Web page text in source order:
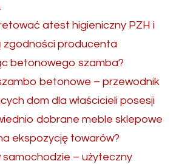
atest higieniczny PZH i
zgodności producenta
betonowego szamba?
betonowe – przewodnik
dom dla właścicieli posesji
dobrane meble sklepowe
ekspozycję towarów?
samochodzie – użyteczny